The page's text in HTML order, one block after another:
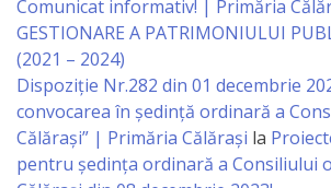
Specialist
în
Construcţii,
Gospodărie
Comunicat informativ! | Primăria
GESTIONARE A PATRIMONIULUI
(2021 – 2024)
Dispoziție Nr.282 din 01 decembrie
convocarea în ședință ordinară a
Călărași” | Primăria Călărași la
pentru ședința ordinară a Consiliului